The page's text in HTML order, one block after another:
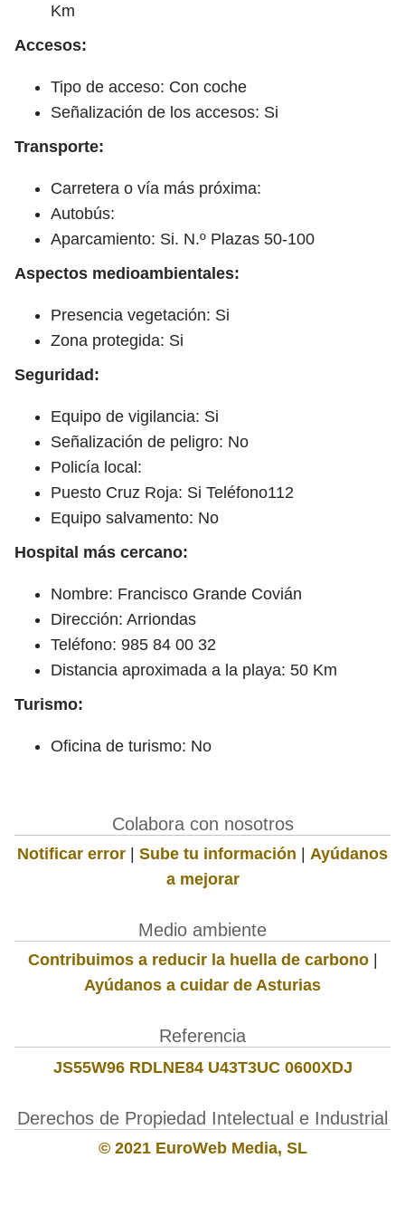
Km
Accesos:
Tipo de acceso: Con coche
Señalización de los accesos: Si
Transporte:
Carretera o vía más próxima:
Autobús:
Aparcamiento: Si. N.º Plazas 50-100
Aspectos medioambientales:
Presencia vegetación: Si
Zona protegida: Si
Seguridad:
Equipo de vigilancia: Si
Señalización de peligro: No
Policía local:
Puesto Cruz Roja: Si Teléfono112
Equipo salvamento: No
Hospital más cercano:
Nombre: Francisco Grande Covián
Dirección: Arriondas
Teléfono: 985 84 00 32
Distancia aproximada a la playa: 50 Km
Turismo:
Oficina de turismo: No
Colabora con nosotros
Notificar error | Sube tu información | Ayúdanos
a mejorar
Medio ambiente
Contribuimos a reducir la huella de carbono|
Ayúdanos a cuidar de Asturias
Referencia
JS55W96 RDLNE84 U43T3UC 0600XDJ
Derechos de Propiedad Intelectual e Industrial
© 2021 EuroWeb Media, SL